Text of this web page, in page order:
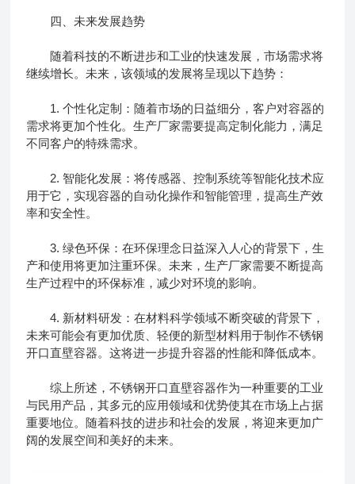
四、未来发展趋势
随着科技的不断进步和工业的快速发展，市场需求将
继续增长。未来，该领域的发展将呈现以下趋势：
1. 个性化定制：随着市场的日益细分，客户对容器的
需求将更加个性化。生产厂家需要提高定制化能力，满足
不同客户的特殊需求。
2. 智能化发展：将传感器、控制系统等智能化技术应
用于它，实现容器的自动化操作和智能管理，提高生产效
率和安全性。
3. 绿色环保：在环保理念日益深入人心的背景下，生
产和使用将更加注重环保。未来，生产厂家需要不断提高
生产过程中的环保标准，减少对环境的影响。
4. 新材料研发：在材料科学领域不断突破的背景下，
未来可能会有更加优质、轻便的新型材料用于制作不锈钢
开口直壁容器。这将进一步提升容器的性能和降低成本。
综上所述，不锈钢开口直壁容器作为一种重要的工业
与民用产品，其多元的应用领域和优势使其在市场上占据
重要地位。随着科技的进步和社会的发展，将迎来更加广
阔的发展空间和美好的未来。